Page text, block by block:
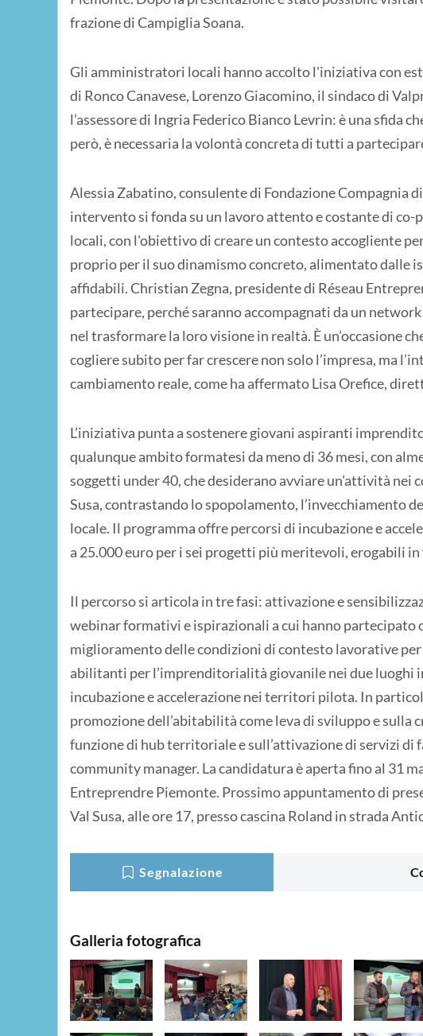
frazione di Campiglia Soana.
Gli amministratori locali hanno accolto l'iniziativa con
di Ronco Canavese, Lorenzo Giacomino, il sindaco di
l’assessore di Ingria Federico Bianco Levrin: è una sfida
però, è necessaria la volontà concreta di tutti a
Alessia Zabatino, consulente di Fondazione Compagnia
intervento si fonda su un lavoro attento e costante di
locali, con l'obiettivo di creare un contesto accogliente
proprio per il suo dinamismo concreto, alimentato dalle
affidabili. Christian Zegna, presidente di Réseau
partecipare, perché saranno accompagnati da un
nel trasformare la loro visione in realtà. È un’occasione
cogliere subito per far crescere non solo l’impresa, ma
cambiamento reale, come ha affermato Lisa Orefice,
L’iniziativa punta a sostenere giovani aspiranti
qualunque ambito formatesi da meno di 36 mesi, con
soggetti under 40, che desiderano avviare un'attività nei
Susa, contrastando lo spopolamento, l’invecchiamento
locale. Il programma offre percorsi di incubazione e
a 25.000 euro per i sei progetti più meritevoli, erogabili
Il percorso si articola in tre fasi: attivazione e
webinar formativi e ispirazionali a cui hanno partecipato
miglioramento delle condizioni di contesto lavorative
abilitanti per l’imprenditorialità giovanile nei due luoghi
incubazione e accelerazione nei territori pilota. In
promozione dell’abitabilità come leva di sviluppo e sulla
funzione di hub territoriale e sull’attivazione di servizi di
community manager. La candidatura è aperta fino al 31
Entreprendre Piemonte. Prossimo appuntamento di
Val Susa, alle ore 17, presso cascina Roland in strada
Segnalazione
Galleria fotografica